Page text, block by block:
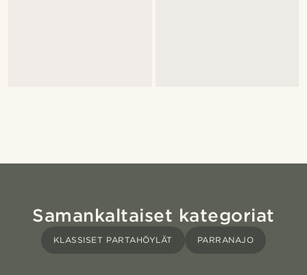
Samankaltaiset kategoriat
KLASSISET PARTAHÖYLÄT PARRANAJO